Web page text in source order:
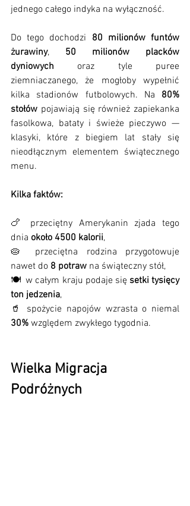
jednego całego indyka na wyłączność.
Do tego dochodzi 80 milionów funtów
żurawiny, 50 milionów placków
dyniowych oraz tyle puree
ziemniaczanego, że mogłoby wypełnić
kilka stadionów futbolowych. Na 80%
stołów pojawiają się również zapiekanka
fasolkowa, bataty i świeże pieczywo —
klasyki, które z biegiem lat stały się
nieodłącznym elementem świątecznego
menu.
Kilka faktów:
🍗 przeciętny Amerykanin zjada tego
dnia około 4500 kalorii,
🥧 przeciętna rodzina przygotowuje
nawet do 8 potraw na świąteczny stół,
🍽  w całym kraju podaje się setki tysięcy
ton jedzenia,
30% względem zwykłego tygodnia.
Wielka Migracja
Podróżnych